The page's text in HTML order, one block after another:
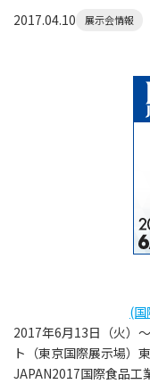
2017.04.10 展示会情報
(国
2017年6月13日（火）
ト（東京国際展示場）
JAPAN2017国際食品工